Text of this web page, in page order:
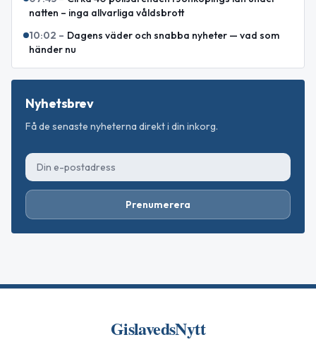
natten – inga allvarliga våldsbrott
10:02 – Dagens väder och snabba nyheter — vad som
händer nu
Nyhetsbrev
Få de senaste nyheterna direkt i din inkorg.
Prenumerera
GislavedsNytt